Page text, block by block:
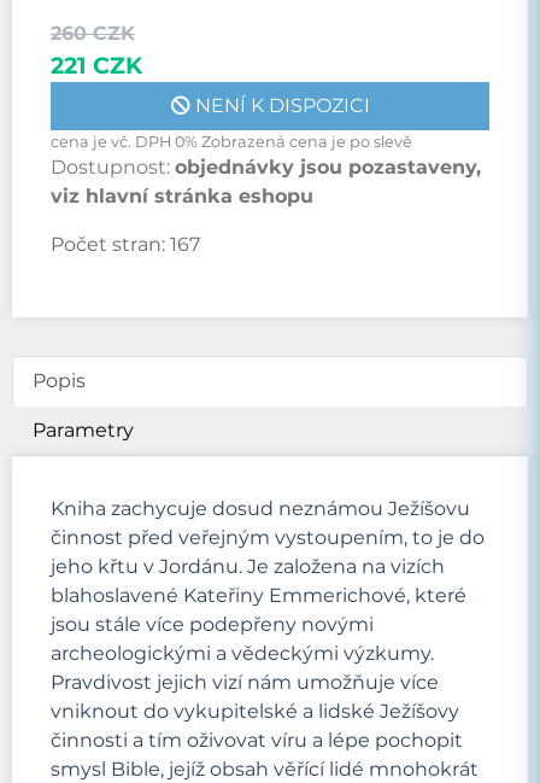
260 CZK
221 CZK
NENÍ K DISPOZICI
cena je vč. DPH 0% Zobrazená cena je po slevě
Dostupnost: objednávky jsou pozastaveny,
viz hlavní stránka eshopu
Počet stran: 167
Popis
Parametry
Kniha zachycuje dosud neznámou Ježíšovu
činnost před veřejným vystoupením, to je do
jeho křtu v Jordánu. Je založena na vizích
blahoslavené Kateřiny Emmerichové, které
jsou stále více podepřeny novými
archeologickými a vědeckými výzkumy.
Pravdivost jejich vizí nám umožňuje více
vniknout do vykupitelské a lidské Ježíšovy
činnosti a tím oživovat víru a lépe pochopit
smysl Bible, jejíž obsah věřící lidé mnohokrát